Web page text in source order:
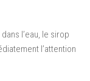
l’eau, le sirop
l’attention